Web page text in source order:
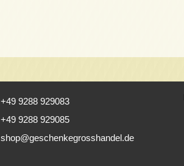
+49 9288 929083
+49 9288 929085
shop@geschenkegrosshandel.de